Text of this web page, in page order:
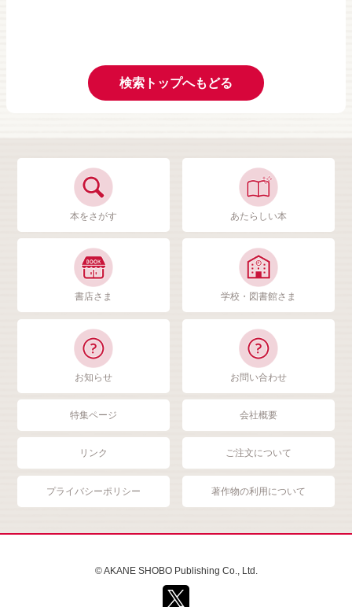
検索トップへもどる
本をさがす あたらしい本
書店さま 学校・図書館さま
お知らせ お問い合わせ
特集ページ 会社概要
リンク ご注文について
プライバシーポリシー 著作物の利用について
© AKANE SHOBO Publishing Co., Ltd.